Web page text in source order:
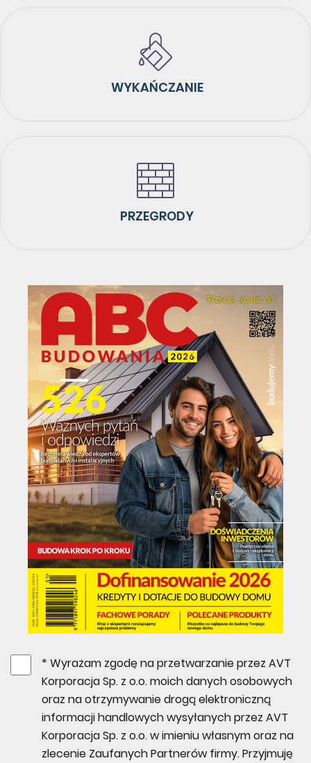
WYKAŃCZANIE
PRZEGRODY
* Wyrażam zgodę na przetwarzanie przez AVT
Korporacja Sp. z o.o. moich danych osobowych
oraz na otrzymywanie drogą elektroniczną
informacji handlowych wysyłanych przez AVT
Korporacja Sp. z o.o. w imieniu własnym oraz na
zlecenie Zaufanych Partnerów firmy. Przyjmuję